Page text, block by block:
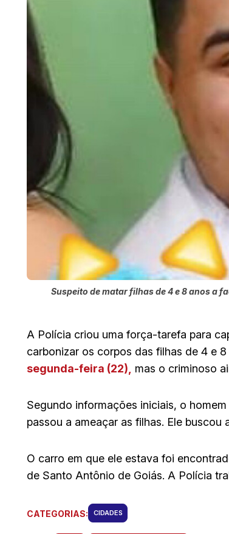
Suspeito de matar filhas de 4 e 8 anos a
A Polícia criou uma força-tarefa para
carbonizar os corpos das filhas de 4 e
segunda-feira (22), mas o criminoso
Segundo informações iniciais, o
passou a ameaçar as filhas. Ele
O carro em que ele estava foi
de Santo Antônio de Goiás. A Polícia
CATEGORIAS: CIDADES